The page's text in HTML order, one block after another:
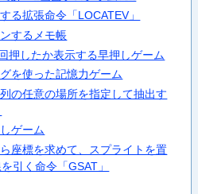
る拡張命令「LOCATEV」
するメモ帳
押したか表示する早押しゲーム
を使った記憶力ゲーム
の任意の場所を指定して抽出す
ゲーム
座標を求めて、スプライトを置
引く命令「GSAT」